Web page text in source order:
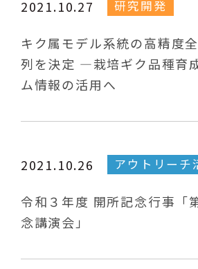
2021.10.27 研究開発
キク属モデル系統の高精度
列を決定 ―栽培ギク品種育
ム情報の活用へ
2021.10.26 アウトリーチ
令和３年度 開所記念行事「
念講演会」